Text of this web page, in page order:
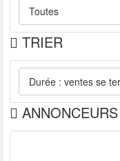
TRIER
ANNONCEURS